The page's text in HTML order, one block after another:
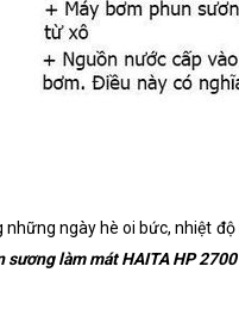
ngày hè oi bức, nhiệt
sương làm mát HAITA HP